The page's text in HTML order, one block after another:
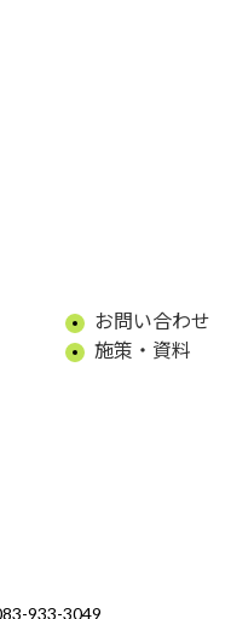
お問い合わせ
施策・資料
933-3049